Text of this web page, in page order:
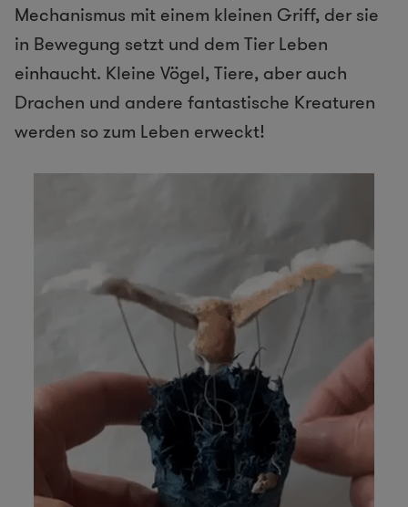
Mechanismus mit einem kleinen Griff, der sie
in Bewegung setzt und dem Tier Leben
einhaucht. Kleine Vögel, Tiere, aber auch
Drachen und andere fantastische Kreaturen
werden so zum Leben erweckt!